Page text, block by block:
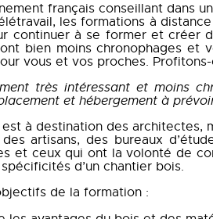
français conseillant dans
les formations à
continuer à se former et créer
bien moins chronophages et
vous et vos proches. Profitons-
très intéressant et moins
et hébergement à
à destination des architectes,
artisans, des bureaux
et ceux qui ont la volonté de
d’un chantier bois.
de la formation :